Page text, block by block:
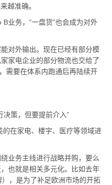
越准确。
务，“一盘货”也会成为对外
外输出。现在已经有部分模
家电企业的部分物流也交给了
需要在体系内跑通后再陆续开
策，但要提前介入”
在家电、楼宇、医疗等领域进
务主线进行战略并购，要么
也就是相关多元化。比如去年
，是为了补足欧洲市场的开拓